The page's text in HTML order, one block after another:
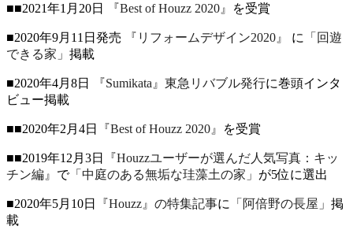
■■2021年1月20日 『Best of Houzz 2020』 を受賞
■2020年9月11日発売 『リフォームデザイン2020』 に
「回遊
できる家」 掲載
■2020年4月8日 『Sumikata』東急リバブル発行に巻頭インタ
ビュー掲載
■■2020年2月4日 『Best of Houzz 2020』 を受賞
■■2019年12月3日
『Houzzユーザーが選んだ人気写真：キッ
チン編』 で「中庭のある無垢な珪藻土の家」 が5位に選出
■2020年5月10日 『Houzz』の特集記事に 「阿倍野の長屋」 掲
載